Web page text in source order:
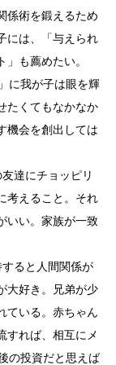
係術を鍛えるため
には、「与えられ
も薦めたい。
に我が子は眼を輝
たくてもなかなか
機会を創出しては
達にチョッピリ
考えること。それ
いい。家族が一致
ると人間関係が
大好き。兄弟が少
ている。赤ちゃん
すれば、相互にメ
の投資だと思えば